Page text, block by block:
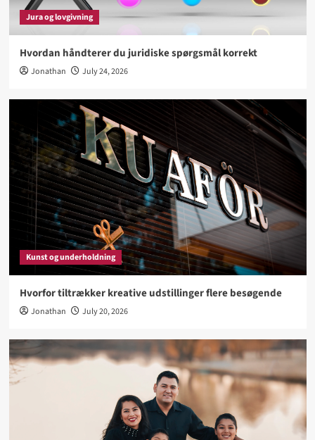
besøgende
4
Hvad bør du vide før køb af ny familiebil
5
Sport og hobby
Hvad gør en aktiv livsstil lettere at fastholde
Jura og lovgivning
Hvordan håndterer du juridiske spørgsmål korrekt
Jonathan July 24, 2026
Kunst og underholdning
Hvorfor tiltrækker kreative udstillinger flere besøgende
Jonathan July 20, 2026